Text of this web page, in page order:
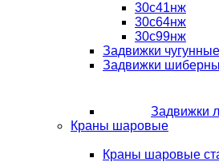
30с41нж
30с64нж
30с99нж
Задвижки чугунные
Задвижки
Задвижки
Краны шаровые
Краны шаровые